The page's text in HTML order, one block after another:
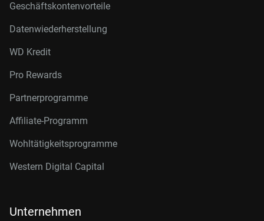
Geschäftskontenvorteile
Datenwiederherstellung
WD Kredit
Pro Rewards
Partnerprogramme
Affiliate-Programm
Wohltätigkeitsprogramme
Western Digital Capital
Unternehmen